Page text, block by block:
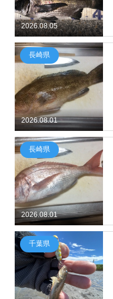
2026.08.05
2026.08.01
長崎県
2026.08.01
長崎県
千葉県